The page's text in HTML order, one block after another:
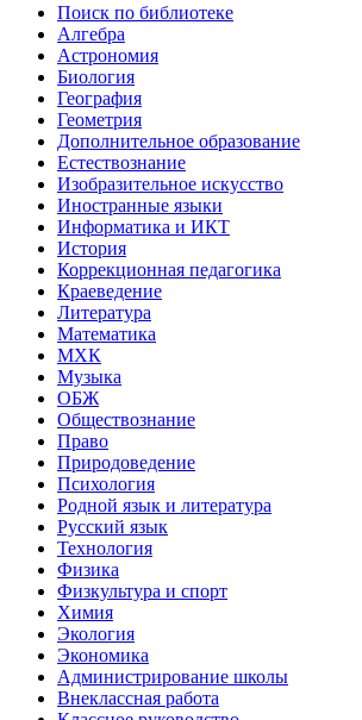
Поиск по библиотеке
Алгебра
Астрономия
Биология
География
Геометрия
Дополнительное образование
Естествознание
Изобразительное искусство
Иностранные языки
Информатика и ИКТ
История
Коррекционная педагогика
Краеведение
Литература
Математика
МХК
Музыка
ОБЖ
Обществознание
Право
Природоведение
Психология
Родной язык и литература
Русский язык
Технология
Физика
Физкультура и спорт
Химия
Экология
Экономика
Администрирование школы
Внеклассная работа